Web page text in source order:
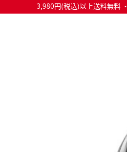
3,980円(税込)以上送料無料